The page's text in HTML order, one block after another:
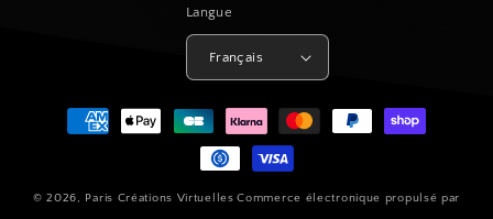
Langue
Français
Moyens
© 2026, Paris Créations Virtuelles Commerce électronique propulsé par